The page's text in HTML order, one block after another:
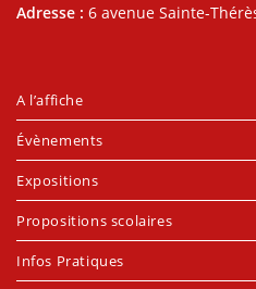
Adresse : 6 avenue Sainte-
A l’affiche
Évènements
Expositions
Propositions scolaires
Infos Pratiques